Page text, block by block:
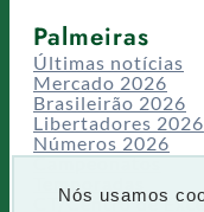
Nós usamos
Palmeiras
Últimas notícias
Mercado 2026
Brasileirão 2026
Libertadores 2026
Números 2026
Campeonatos
CT/Centro de